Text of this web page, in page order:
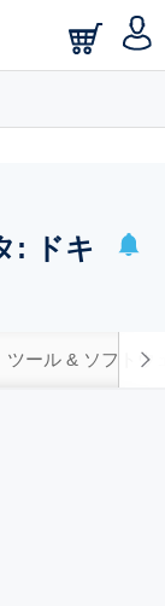
: ドキ
ツール & ソフトウ